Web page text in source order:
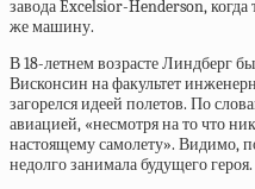
завода Excelsior-Henderson,
же машину.
В 18-летнем возрасте Линдберг
Висконсин на факультет
загорелся идеей полетов. По
авиацией, «несмотря на то что
настоящему самолету». Видимо,
недолго занимала будущего героя.